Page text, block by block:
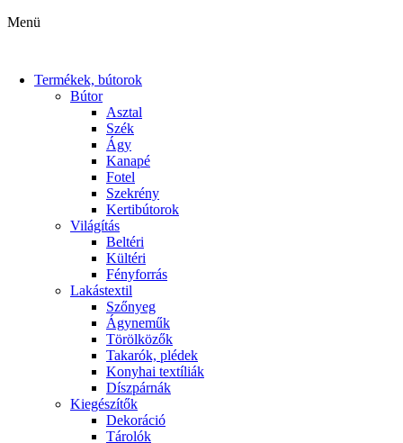
Menü
Termékek, bútorok
Bútor
Asztal
Szék
Ágy
Kanapé
Fotel
Szekrény
Kertibútorok
Világítás
Beltéri
Kültéri
Fényforrás
Lakástextil
Szőnyeg
Ágyneműk
Törölközők
Takarók, plédek
Konyhai textíliák
Díszpárnák
Kiegészítők
Dekoráció
Tárolók